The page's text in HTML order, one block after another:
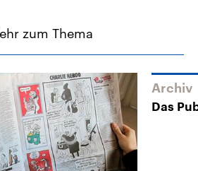
zum Thema
Archiv
Das